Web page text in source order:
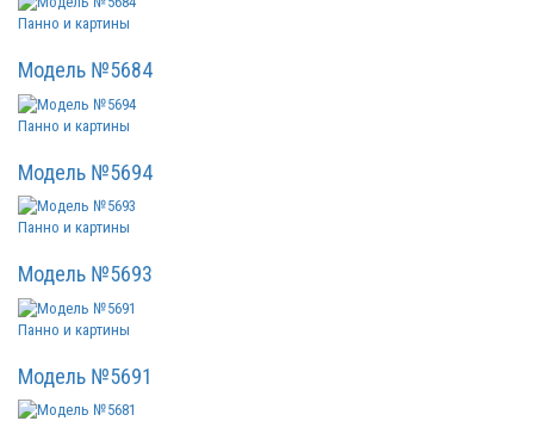
Панно и картины
Модель №5684
Панно и картины
Модель №5694
Панно и картины
Модель №5693
Панно и картины
Модель №5691